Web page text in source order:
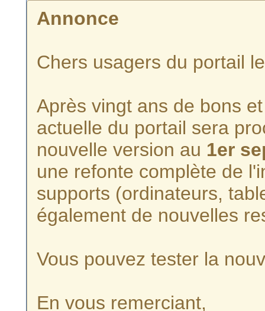
Annonce
Chers usagers du portail
Après vingt ans de bons
actuelle du portail sera
nouvelle version au 1er
une refonte complète de
supports (ordinateurs,
également de nouvelles
Vous pouvez tester la
En vous remerciant,